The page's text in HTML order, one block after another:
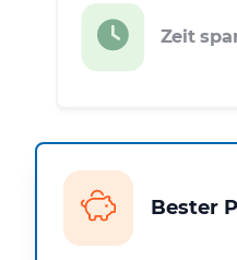
Zeit
Bester